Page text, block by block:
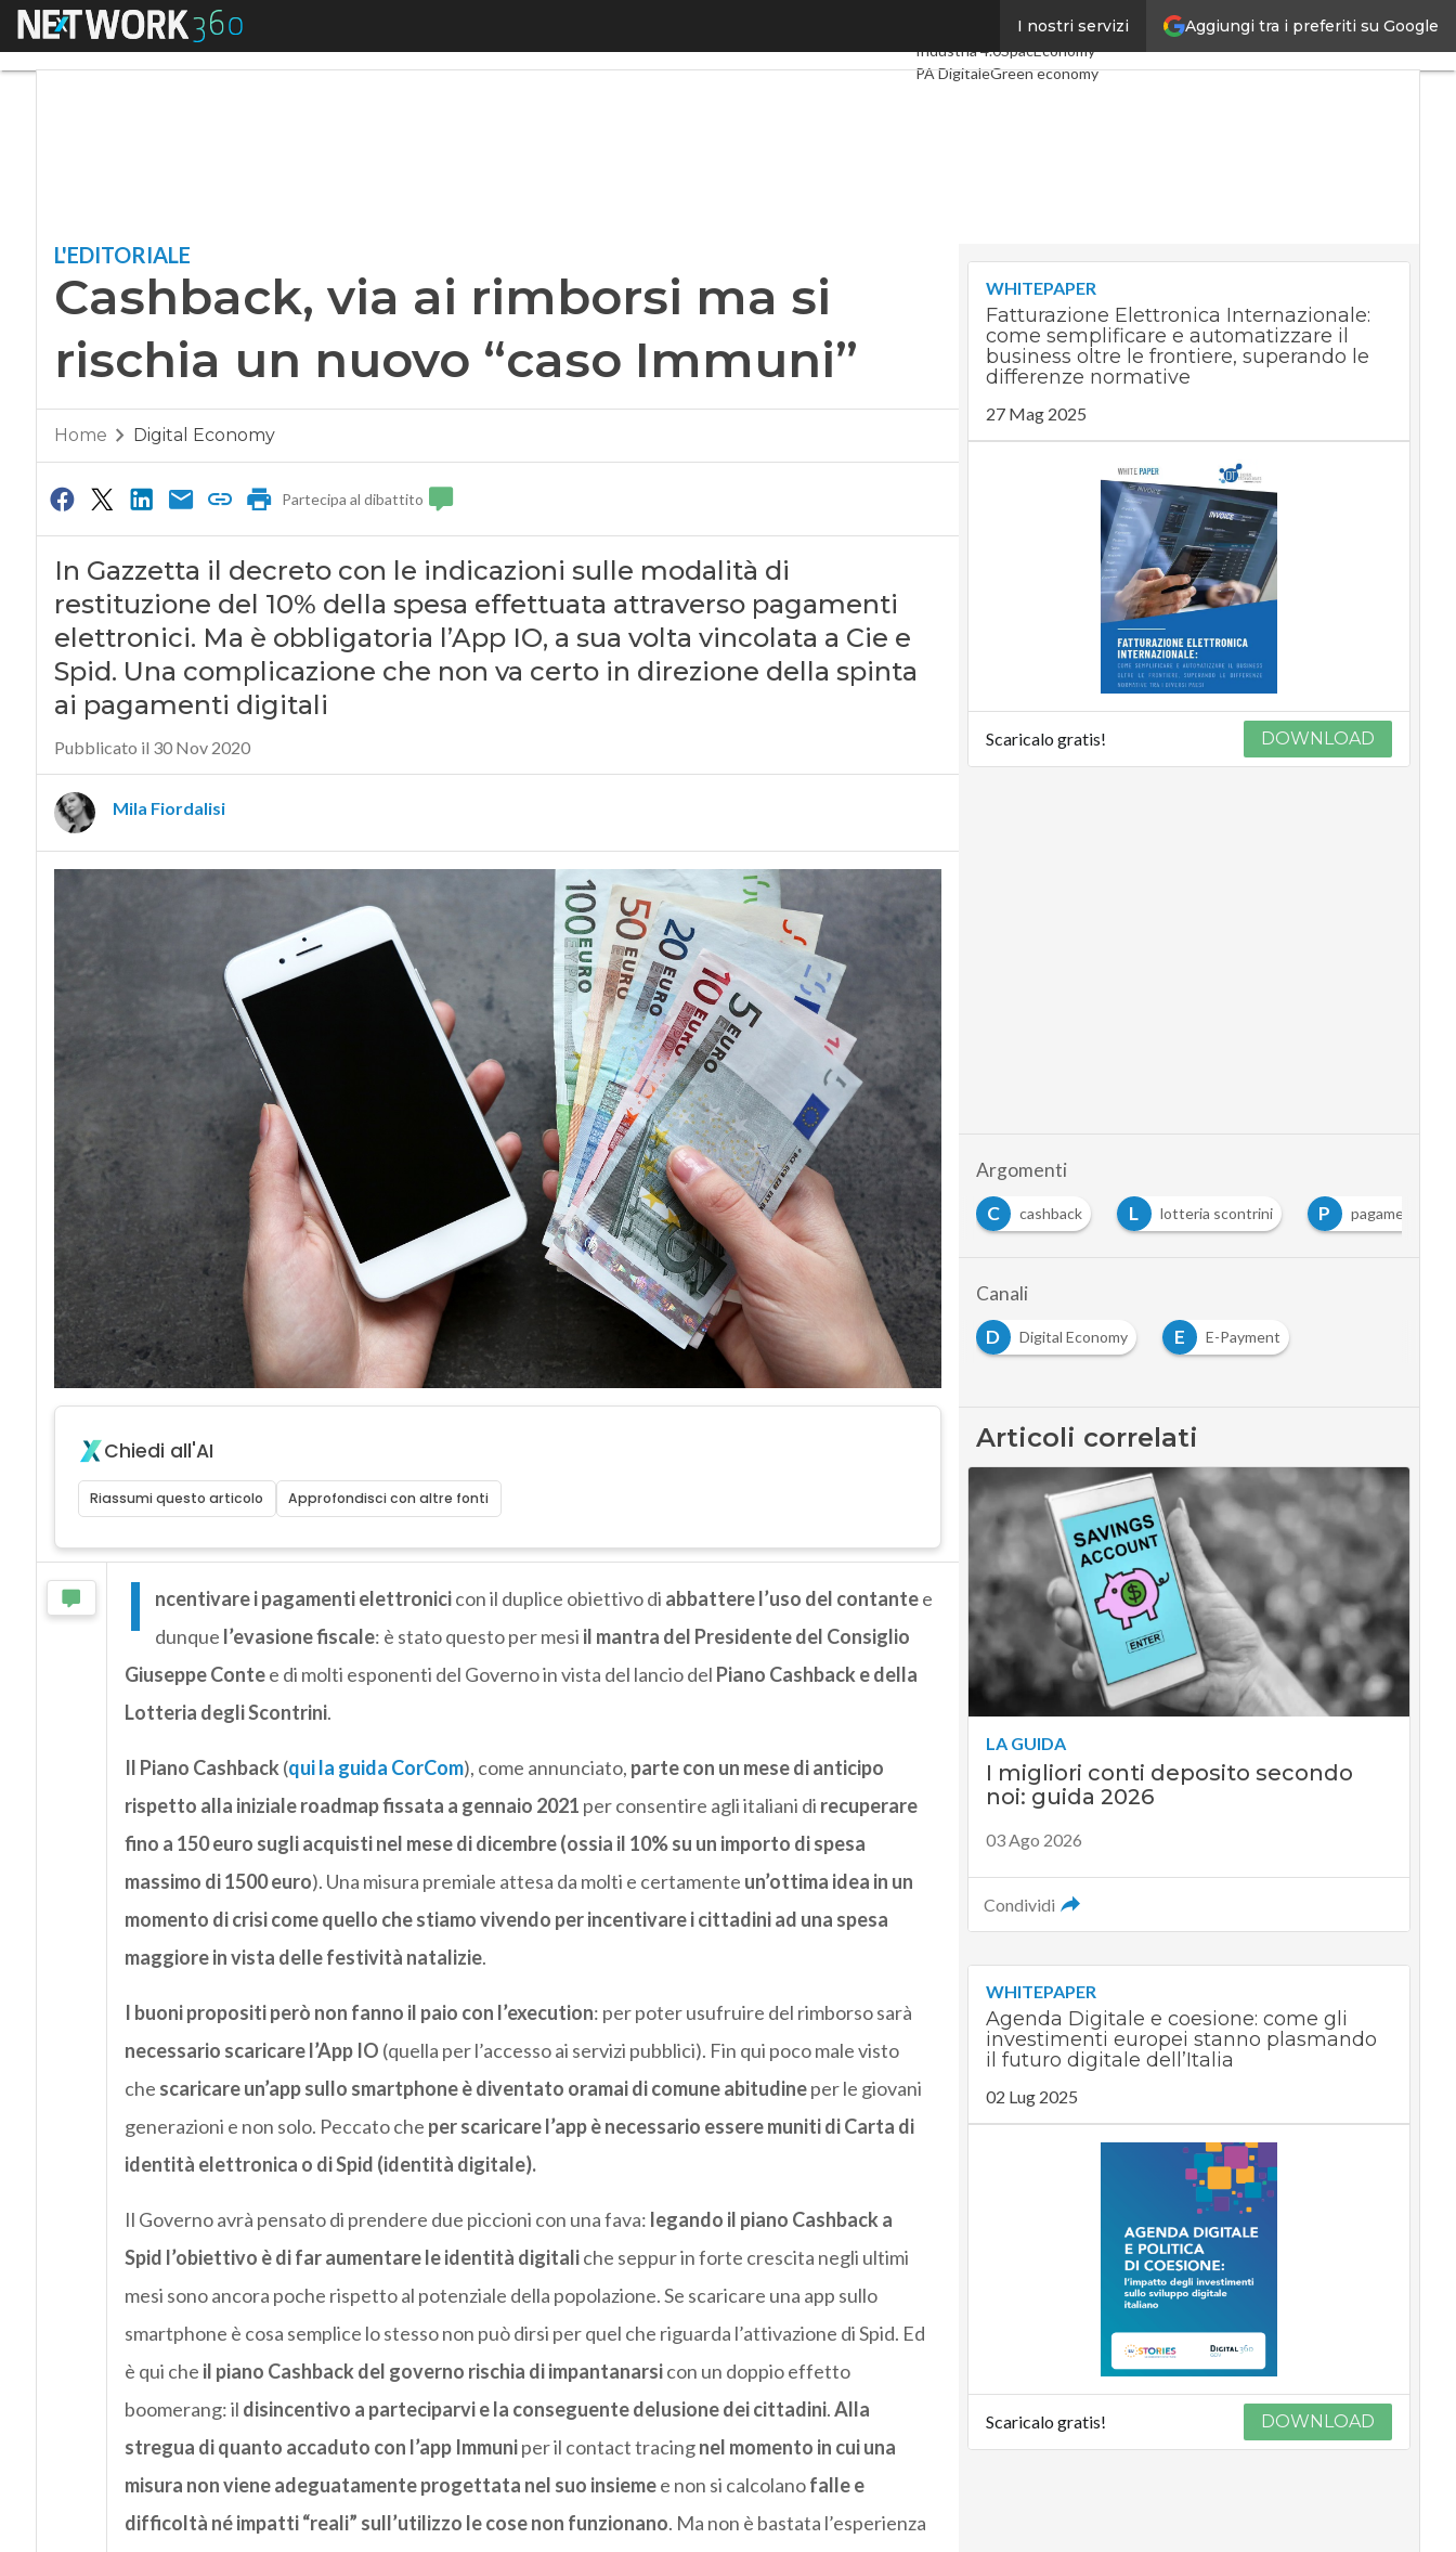
Aggiungi tra i preferiti su Google
I nostri servizi
Menu Digital EconomyTelco
Industria 4.0SpacEconomy
PA DigitaleGreen economy
L'EDITORIALE
Cashback, via ai rimborsi ma si
rischia un nuovo “caso Immuni”
Home Digital Economy
Partecipa al dibattito
In Gazzetta il decreto con le indicazioni sulle modalità di
restituzione del 10% della spesa effettuata attraverso pagamenti
elettronici. Ma è obbligatoria l’App IO, a sua volta vincolata a Cie e
Spid. Una complicazione che non va certo in direzione della spinta
ai pagamenti digitali
Pubblicato il 30 Nov 2020
Mila Fiordalisi
Chiedi all'AI
Riassumi questo articolo Approfondisci con altre fonti
I ncentivare i pagamenti elettronicicon il duplice obiettivo di abbattere l’uso del contantee
dunque l’evasione fiscale: è stato questo per mesi il mantra del Presidente del Consiglio
Giuseppe Contee di molti esponenti del Governo in vista del lancio del Piano Cashback e della
Lotteria degli Scontrini.
Il Piano Cashback (qui la guida CorCom), come annunciato, parte con un mese di anticipo
rispetto alla iniziale roadmap fissata a gennaio 2021 per consentire agli italiani di recuperare
fino a 150 euro sugli acquisti nel mese di dicembre (ossia il 10% su un importo di spesa
massimo di 1500 euro). Una misura premiale attesa da molti e certamente un’ottima idea in un
momento di crisi come quello che stiamo vivendo per incentivare i cittadini ad una spesa
maggiore in vista delle festività natalizie.
I buoni propositi però non fanno il paio con l’execution: per poter usufruire del rimborso sarà
necessario scaricare l’App IO (quella per l’accesso ai servizi pubblici). Fin qui poco male visto
che scaricare un’app sullo smartphone è diventato oramai di comune abitudineper le giovani
generazioni e non solo. Peccato che per scaricare l’app è necessario essere muniti di Carta di
identità elettronica o di Spid (identità digitale).
Il Governo avrà pensato di prendere due piccioni con una fava: legando il piano Cashback a
Spid l’obiettivo è di far aumentare le identità digitaliche seppur in forte crescita negli ultimi
mesi sono ancora poche rispetto al potenziale della popolazione. Se scaricare una app sullo
smartphone è cosa semplice lo stesso non può dirsi per quel che riguarda l’attivazione di Spid. Ed
è qui che il piano Cashback del governo rischia di impantanarsicon un doppio effetto
boomerang: il disincentivo a parteciparvi e la conseguente delusione dei cittadini.Alla
stregua di quanto accaduto con l’app Immuniper il contact tracingnel momento in cui una
misura non viene adeguatamente progettata nel suo insiemee non si calcolanofalle e
difficoltà né impatti “reali” sull’utilizzo le cose non funzionano. Ma non è bastata l’esperienza
WHITEPAPER
Fatturazione Elettronica Internazionale:
come semplificare e automatizzare il
business oltre le frontiere, superando le
differenze normative
27 Mag 2025
Scaricalo gratis! DOWNLOAD
Argomenti
B
bonus cashback L lotteria scontrini P pagamenti digitali
Canali
D
Digital Economy E E-Payment
Articoli correlati
LA GUIDA
I migliori conti deposito secondo
noi: guida 2026
03 Ago 2026
Condividi
WHITEPAPER
Agenda Digitale e coesione: come gli
investimenti europei stanno plasmando
il futuro digitale dell’Italia
02 Lug 2025
Scaricalo gratis! DOWNLOAD